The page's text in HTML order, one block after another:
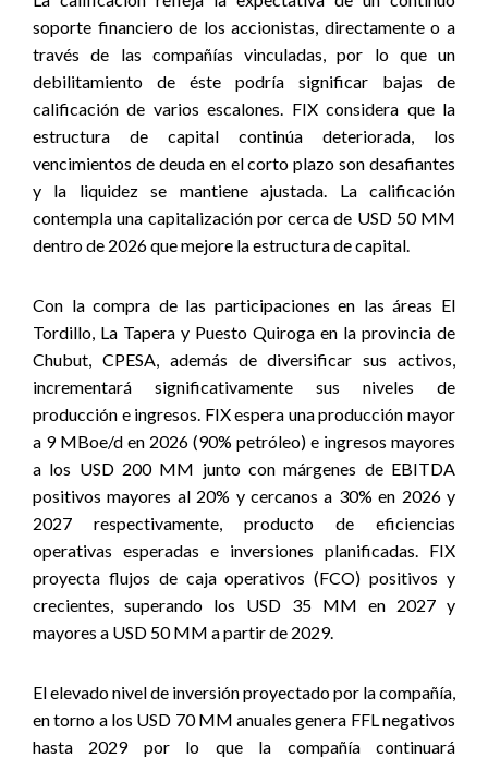
soporte financiero de los accionistas, directamente o a
través de las compañías vinculadas, por lo que un
debilitamiento de éste podría significar bajas de
calificación de varios escalones. FIX considera que la
estructura de capital continúa deteriorada, los
vencimientos de deuda en el corto plazo son desafiantes
y la liquidez se mantiene ajustada. La calificación
contempla una capitalización por cerca de USD 50 MM
dentro de 2026 que mejore la estructura de capital.
Con la compra de las participaciones en las áreas El
Tordillo, La Tapera y Puesto Quiroga en la provincia de
Chubut, CPESA, además de diversificar sus activos,
incrementará significativamente sus niveles de
producción e ingresos. FIX espera una producción mayor
a 9 MBoe/d en 2026 (90% petróleo) e ingresos mayores
a los USD 200 MM junto con márgenes de EBITDA
positivos mayores al 20% y cercanos a 30% en 2026 y
2027 respectivamente, producto de eficiencias
operativas esperadas e inversiones planificadas. FIX
proyecta flujos de caja operativos (FCO) positivos y
crecientes, superando los USD 35 MM en 2027 y
mayores a USD 50 MM a partir de 2029.
El elevado nivel de inversión proyectado por la compañía,
en torno a los USD 70 MM anuales genera FFL negativos
hasta 2029 por lo que la compañía continuará